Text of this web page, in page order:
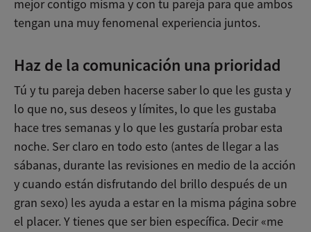
mejor contigo misma y con tu pareja para que ambos
tengan una muy fenomenal experiencia juntos.
Haz de la comunicación una prioridad
Tú y tu pareja deben hacerse saber lo que les gusta y
lo que no, sus deseos y límites, lo que les gustaba
hace tres semanas y lo que les gustaría probar esta
noche. Ser claro en todo esto (antes de llegar a las
sábanas, durante las revisiones en medio de la acción
y cuando están disfrutando del brillo después de un
gran sexo) les ayuda a estar en la misma página sobre
el placer. Y tienes que ser bien específica. Decir «me